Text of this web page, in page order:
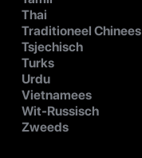
Thai
Traditioneel Chinees
Tsjechisch
Turks
Urdu
Vietnamees
Wit-Russisch
Zweeds